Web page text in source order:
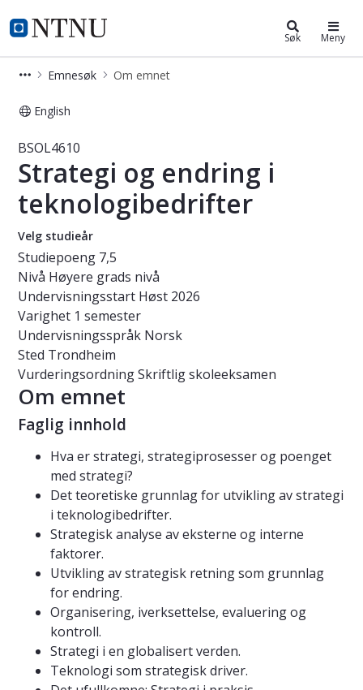
NTNU Hjemmeside
Studier Søk Meny
Emnesøk Om emnet
English
Emne - Strategi og endring i
BSOL4610
Strategi og endring i
teknologibedrifter
Velg studieår
Studiepoeng 7,5
Nivå Høyere grads nivå
Undervisningsstart Høst 2026
Varighet 1 semester
Undervisningsspråk Norsk
Sted Trondheim
VurderingsordningSkriftlig skoleeksamen
Om emnet
Faglig innhold
Hva er strategi, strategiprosesser og poenget
med strategi?
Det teoretiske grunnlag for utvikling av strategi
i teknologibedrifter.
Strategisk analyse av eksterne og interne
faktorer.
Utvikling av strategisk retning som grunnlag
for endring.
Organisering, iverksettelse, evaluering og
kontroll.
Strategi i en globalisert verden.
Teknologi som strategisk driver.